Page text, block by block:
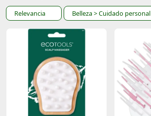
Relevancia Belleza> Cuidado personal